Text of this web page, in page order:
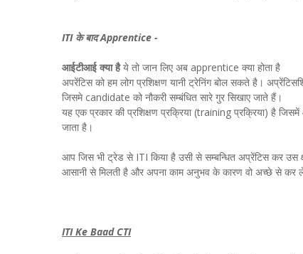
ITI के बाद Apprentice -
आईटीआई क्या हैये तो जान लिए अब apprentice क्या होता है
अपरेंटिस को हम लोग प्रशिक्षण यानी ट्रेनिंग बोल सकते है।
जिसमे candidate को नौकरी सम्बंधित सारे गुर सिखाए जाते हैं।
यह एक प्रकार की प्रशिक्षण प्रक्रिया (training प्रक्रिया) है जिसमें
जाता है।
आप जिस भी ट्रेड से ITI किया है उसी से सम्बन्धित अप्रेंटिस कर
आसानी से मिलती है और अपना काम अनुभव के कारण वो अच्छे से कर
ITI Ke Baad CTI